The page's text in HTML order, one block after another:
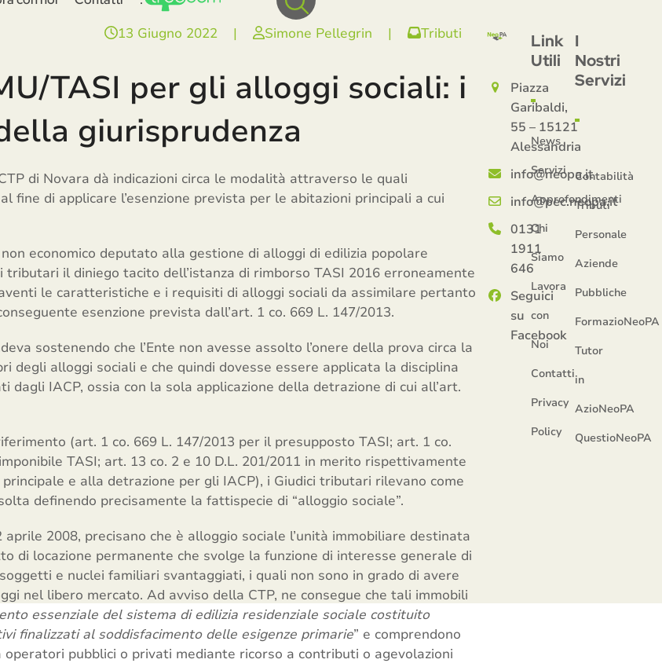
13 Giugno 2022 | Simone Pellegrin | Tributi
TASI per gli alloggi sociali: i
giurisprudenza
di Novara dà indicazioni circa le modalità attraverso le quali
fine di applicare l’esenzione prevista per le abitazioni principali a cui
economico deputato alla gestione di alloggi di edilizia popolare
tributari il diniego tacito dell’istanza di rimborso TASI 2016 erroneamente
le caratteristiche e i requisiti di alloggi sociali da assimilare pertanto
esenzione prevista dall’art. 1 co. 669 L. 147/2013.
sostenendo che l’Ente non avesse assolto l’onere della prova circa la
degli alloggi sociali e che quindi dovesse essere applicata la disciplina
dagli IACP, ossia con la sola applicazione della detrazione di cui all’art.
(art. 1 co. 669 L. 147/2013 per il presupposto TASI; art. 1 co.
TASI; art. 13 co. 2 e 10 D.L. 201/2011 in merito rispettivamente
principale e alla detrazione per gli IACP), i Giudici tributari rilevano come
definendo precisamente la fattispecie di “alloggio sociale”.
aprile 2008, precisano che è alloggio sociale l’unità immobiliare destinata
di locazione permanente che svolge la funzione di interesse generale di
e nuclei familiari svantaggiati, i quali non sono in grado di avere
nel libero mercato. Ad avviso della CTP, ne consegue che tali immobili
essenziale del sistema di edilizia residenziale sociale costituito
finalizzati al soddisfacimento delle esigenze primarie” e comprendono
pubblici o privati mediante ricorso a contributi o agevolazioni
Piazza
Garibaldi,
55 – 15121
Alessandria
info@neopa.it
info@pec.neopa.it
0131
1911
646
Seguici
su
Facebook
Link
Utili
News
Servizi
Approfondimenti
Chi
Siamo
Lavora
con
Noi
Contatti
Privacy
Policy
I
Nostri
Servizi
Contabilità
Tributi
Personale
Aziende
Pubbliche
FormazioNeoPA
Tutor
in
AzioNeoPA
QuestioNeoPA